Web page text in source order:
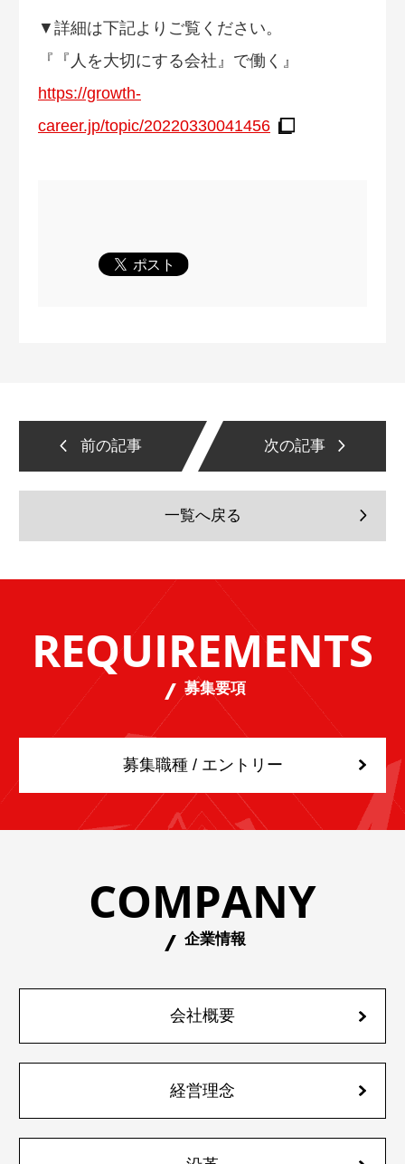
▼詳細は下記よりご覧ください。
『『人を大切にする会社』で働く』
https://growth-
career.jp/topic/20220330041456
前の記事 次の記事
一覧へ戻る
REQUIREMENTS
募集要項
募集職種 / エントリー
COMPANY
企業情報
会社概要
経営理念